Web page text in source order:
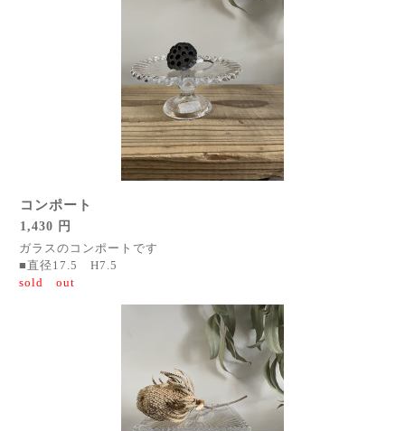
コンポート
1,430 円
ガラスのコンポートです
■直径17.5 H7.5
sold out